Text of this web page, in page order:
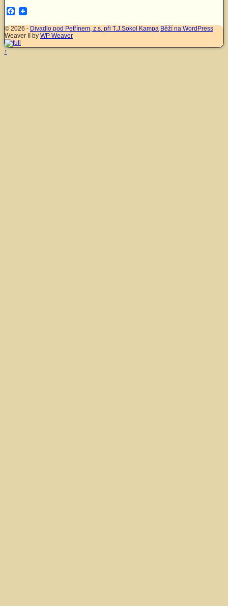
Facebook
© 2026 - Divadlo pod Petřínem, z.s. při T.J.Sokol Kampa Běží na WordPress
Weaver II by WP Weaver
↑